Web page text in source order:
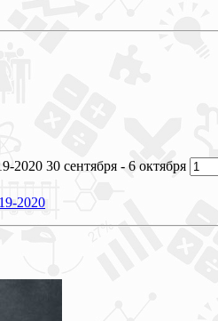
30 сентября - 6 октября
2020